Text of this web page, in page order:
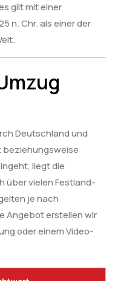
gilt mit einer
n. Chr. als einer der
Deutschland und
beziehungsweise
liegt die
über vielen Festland-
je nach
Angebot erstellen wir
oder einem Video-